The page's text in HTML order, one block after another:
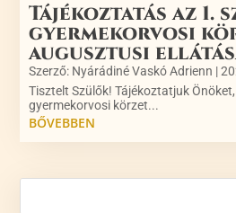
Tájékoztatás az 1.
gyermekorvosi
augusztusi
Szerző: Nyárádiné Vaskó Adrienn |
Tisztelt Szülők! Tájékoztatjuk
gyermekorvosi körzet...
BŐVEBBEN